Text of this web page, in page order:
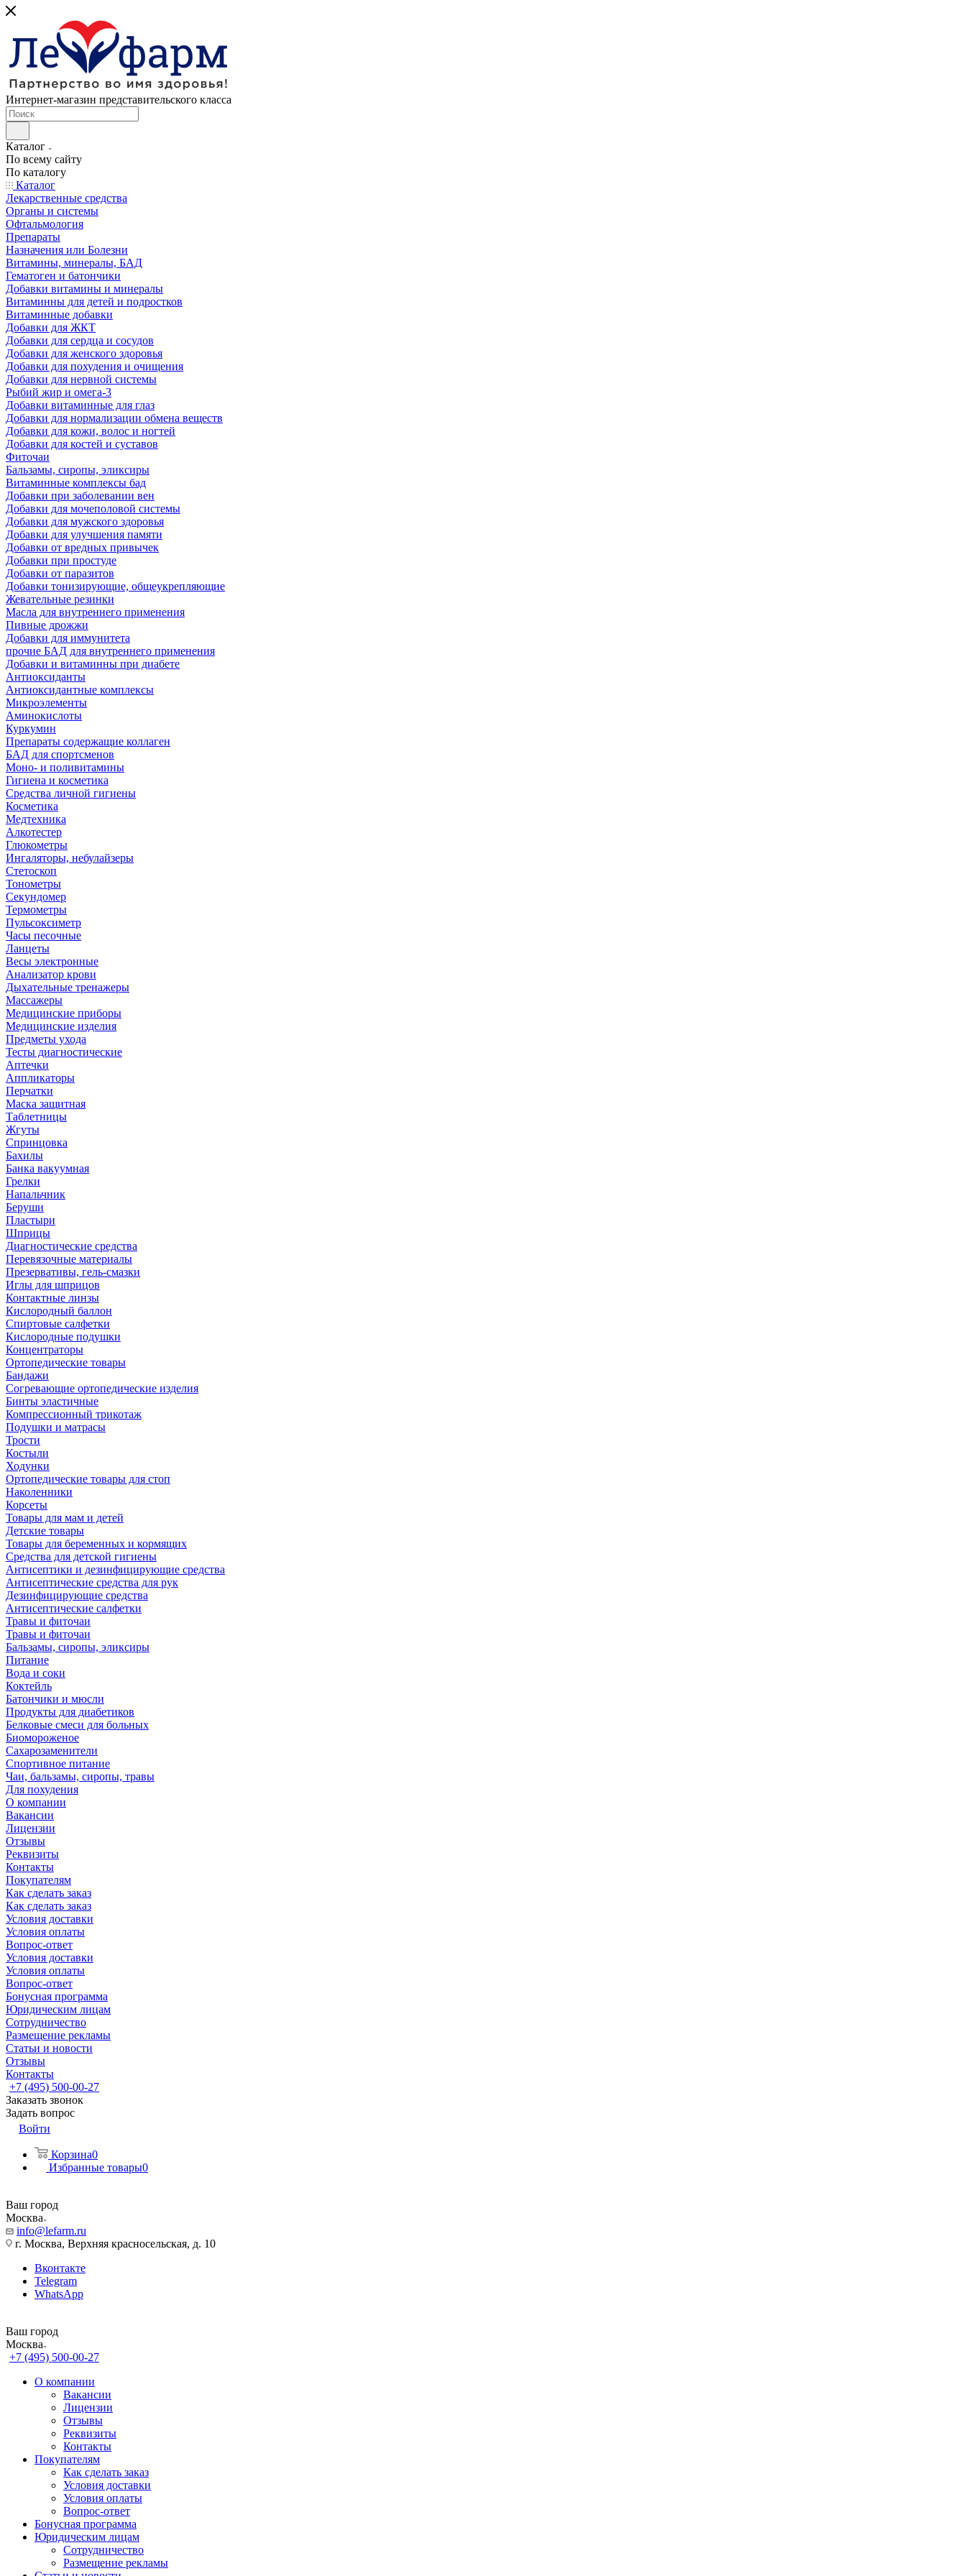
Интернет-магазин представительского класса
Каталог
По всему сайту
По каталогу
Каталог
Лекарственные средства
Органы и системы
Офтальмология
Препараты
Назначения или Болезни
Витамины, минералы, БАД
Гематоген и батончики
Добавки витамины и минералы
Витаминны для детей и подростков
Витаминные добавки
Добавки для ЖКТ
Добавки для сердца и сосудов
Добавки для женского здоровья
Добавки для похудения и очищения
Добавки для нервной системы
Рыбий жир и омега-3
Добавки витаминные для глаз
Добавки для нормализации обмена веществ
Добавки для кожи, волос и ногтей
Добавки для костей и суставов
Фиточаи
Бальзамы, сиропы, эликсиры
Витаминные комплексы бад
Добавки при заболевании вен
Добавки для мочеполовой системы
Добавки для мужского здоровья
Добавки для улучшения памяти
Добавки от вредных привычек
Добавки при простуде
Добавки от паразитов
Добавки тонизирующие, общеукрепляющие
Жевательные резинки
Масла для внутреннего применения
Пивные дрожжи
Добавки для иммунитета
прочие БАД для внутреннего применения
Добавки и витаминны при диабете
Антиоксиданты
Антиоксидантные комплексы
Микроэлементы
Аминокислоты
Куркумин
Препараты содержащие коллаген
БАД для спортсменов
Моно- и поливитамины
Гигиена и косметика
Средства личной гигиены
Косметика
Медтехника
Алкотестер
Глюкометры
Ингаляторы, небулайзеры
Стетоскоп
Тонометры
Секундомер
Термометры
Пульсоксиметр
Часы песочные
Ланцеты
Весы электронные
Анализатор крови
Дыхательные тренажеры
Массажеры
Медицинские приборы
Медицинские изделия
Предметы ухода
Тесты диагностические
Аптечки
Аппликаторы
Перчатки
Маска защитная
Таблетницы
Жгуты
Спринцовка
Бахилы
Банка вакуумная
Грелки
Напальчник
Беруши
Пластыри
Шприцы
Диагностические средства
Перевязочные материалы
Презервативы, гель-смазки
Иглы для шприцов
Контактные линзы
Кислородный баллон
Спиртовые салфетки
Кислородные подушки
Концентраторы
Ортопедические товары
Бандажи
Согревающие ортопедические изделия
Бинты эластичные
Компрессионный трикотаж
Подушки и матрасы
Трости
Костыли
Ходунки
Ортопедические товары для стоп
Наколенники
Корсеты
Товары для мам и детей
Детские товары
Товары для беременных и кормящих
Средства для детской гигиены
Антисептики и дезинфицирующие средства
Антисептические средства для рук
Дезинфицирующие средства
Антисептические салфетки
Травы и фиточаи
Травы и фиточаи
Бальзамы, сиропы, эликсиры
Питание
Вода и соки
Коктейль
Батончики и мюсли
Продукты для диабетиков
Белковые смеси для больных
Биомороженое
Сахарозаменители
Спортивное питание
Чаи, бальзамы, сиропы, травы
Для похудения
О компании
Вакансии
Лицензии
Отзывы
Реквизиты
Контакты
Покупателям
Как сделать заказ
Как сделать заказ
Условия доставки
Условия оплаты
Вопрос-ответ
Условия доставки
Условия оплаты
Вопрос-ответ
Бонусная программа
Юридическим лицам
Сотрудничество
Размещение рекламы
Статьи и новости
Отзывы
Контакты
+7 (495) 500-00-27
Заказать звонок
Задать вопрос
Войти
Корзина0
Избранные товары0
Ваш город
Москва
info@lefarm.ru
г. Москва, Верхняя красносельская, д. 10
Вконтакте
Telegram
WhatsApp
Ваш город
Москва
+7 (495) 500-00-27
О компании
Вакансии
Лицензии
Отзывы
Реквизиты
Контакты
Покупателям
Как сделать заказ
Условия доставки
Условия оплаты
Вопрос-ответ
Бонусная программа
Юридическим лицам
Сотрудничество
Размещение рекламы